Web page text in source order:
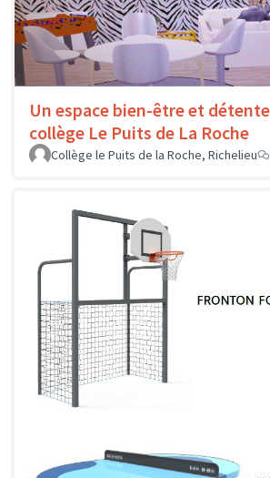
Un espace bien-être et
collège Le Puits de La Roche
Collège le Puits de la Roche, Richelieu